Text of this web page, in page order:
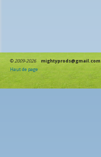
©2009-2026
mightyprods@gmail.com
Haut de page